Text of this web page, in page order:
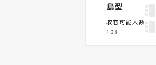
島型
収容可能人数
108